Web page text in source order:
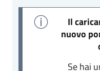
Il
nuovo
Se hai